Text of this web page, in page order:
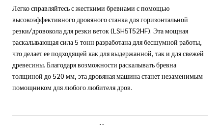
Легко справляйтесь с жесткими бревнами с помощью
высокоэффективного дровяного станка для горизонтальной
резки/дровокола для резки веток (LSH5T52HF). Эта мощная
раскалывающая сила 5 тонн разработана для бесшумной работы,
что делает ее подходящей как для выдержанной, так и для свежей
древесины. Благодаря возможности раскалывать бревна
толщиной до 520 мм, эта дровяная машина станет незаменимым
помощником для любого любителя дров.